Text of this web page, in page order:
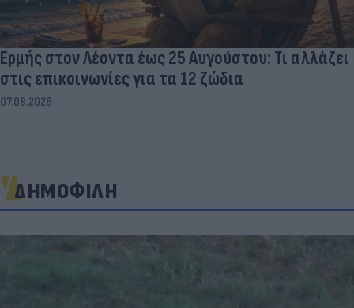
Ερμής στον Λέοντα έως 25 Αυγούστου: Τι αλλάζει
στις επικοινωνίες για τα 12 ζώδια
07.08.2026
ΔΗΜΟΦΙΛΗ